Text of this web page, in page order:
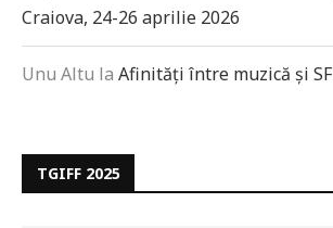
Craiova, 24-26 aprilie 2026
Unu Altu la Afinități între muzică și SF
TGIFF 2025